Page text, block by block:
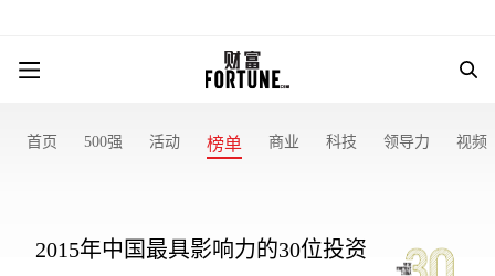
首页 500强 活动 榜单 商业 科技 领导力 视频
2015年中国最具影响力的30位投资